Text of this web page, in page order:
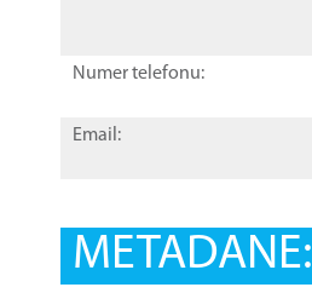
Numer telefonu:
Email:
METADANE: